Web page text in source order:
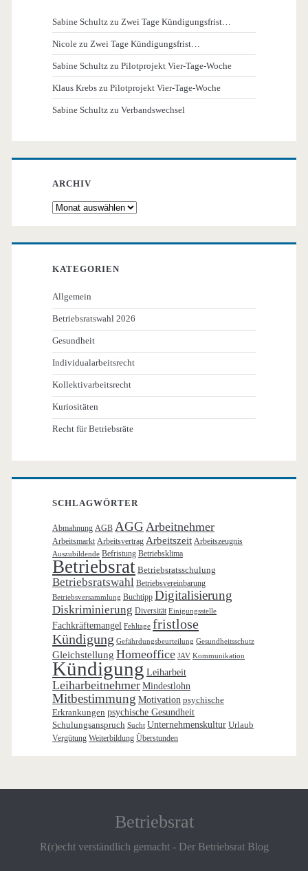
Sabine Schultz zu Zwei Tage Kündigungsfrist…
Nicole zu Zwei Tage Kündigungsfrist…
Sabine Schultz zuPilotprojekt Vier-Tage-Woche
Klaus Krebs zuPilotprojekt Vier-Tage-Woche
Sabine Schultz zuVerbandswechsel
ARCHIV
Archiv
KATEGORIEN
Allgemein
Betriebsratswahl 2026
Gesundheit
Individualarbeitsrecht
Kollektivarbeitsrecht
Kuriositäten
Recht für Betriebsräte
SCHLAGWÖRTER
Abmahnung AGB AGG Arbeitnehmer
Arbeitsmarkt Arbeitsvertrag Arbeitszeit Arbeitszeugnis
Auszubildende Befristung Betriebsklima
Betriebsrat Betriebsratsschulung
Betriebsratswahl Betriebsvereinbarung
Betriebsversammlung Buchtipp Digitalisierung
Diskriminierung Diversität Einigungsstelle
Fachkräftemangel Fehltage fristlose
Kündigung Gefährdungsbeurteilung Gesundheitsschutz
Gleichstellung Homeoffice JAV Kommunikation
Kündigung Leiharbeit
Leiharbeitnehmer Mindestlohn
Mitbestimmung Motivation psychische
Erkrankungen psychische Gesundheit
Schulungsanspruch Sucht Unternehmenskultur Urlaub
Vergütung Weiterbildung Überstunden
Betriebsrat
R(r)echt verständlich gemacht - Der Betriebsrat Blog